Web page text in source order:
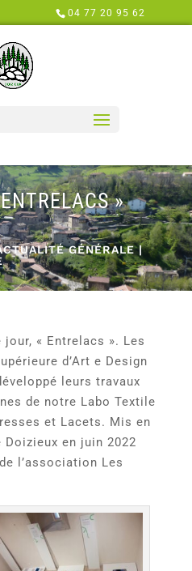
04 77 20 95 62
»
GÉNÉRALE|
« Entrelacs ». Les
d’Art e Design
leurs travaux
de notre Labo Textile
et Lacets. Mis en
Doizieux en juin 2022
l’association Les